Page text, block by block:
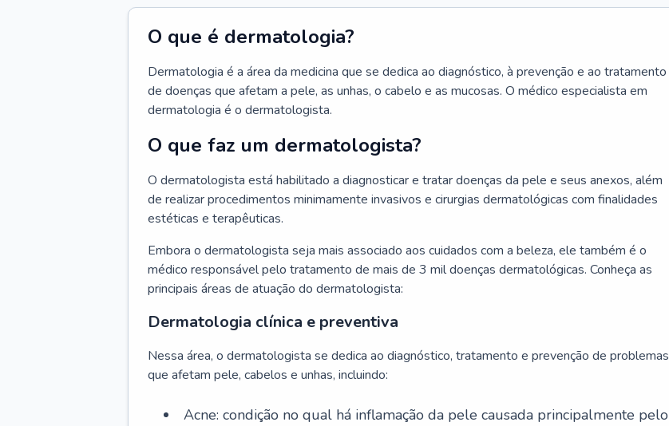
O que é dermatologia?
Dermatologia é a área da medicina que se dedica ao diagnóstico, à prevenção e ao tratamento
de doenças que afetam a pele, as unhas, o cabelo e as mucosas. O médico especialista em
dermatologia é o dermatologista.
O que faz um dermatologista?
O dermatologista está habilitado a diagnosticar e tratar doenças da pele e seus anexos, além
de realizar procedimentos minimamente invasivos e cirurgias dermatológicas com finalidades
estéticas e terapêuticas.
Embora o dermatologista seja mais associado aos cuidados com a beleza, ele também é o
médico responsável pelo tratamento de mais de 3 mil doenças dermatológicas. Conheça as
principais áreas de atuação do dermatologista:
Dermatologia clínica e preventiva
Nessa área, o dermatologista se dedica ao diagnóstico, tratamento e prevenção de problemas
que afetam pele, cabelos e unhas, incluindo:
Acne: condição no qual há inflamação da pele causada principalmente pelo